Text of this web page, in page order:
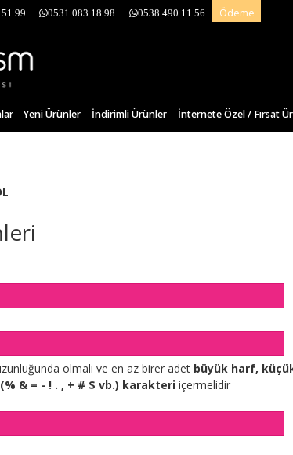
99 0531 083 18 98 0538 490 11 56 Ödeme
Yeni Ürünler İndirimli Ürünler İnternete Özel / Fırsat
olmalı ve en az birer adet büyük harf,
& = - ! . , + # $ vb.) karakteri içermelidir